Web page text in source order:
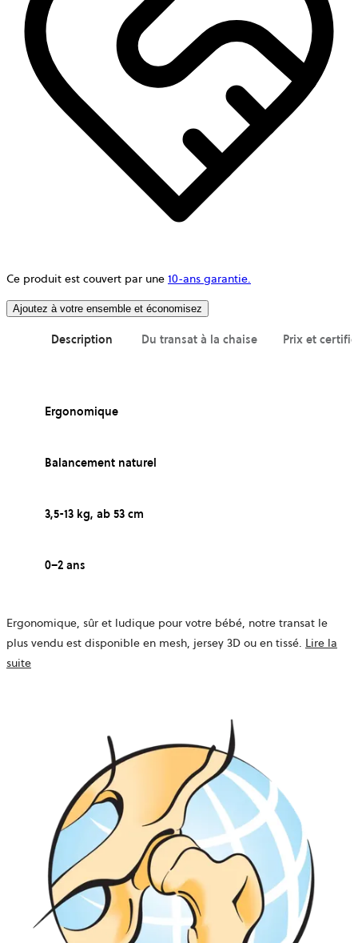
Ce produit est couvert par une 10-ans garantie.
Ajoutez à votre ensemble et économisez
Description Du transat à la chaise Prix et
Ergonomique
Balancement naturel
3,5-13 kg, ab 53 cm
0–2 ans
Ergonomique, sûr et ludique pour votre bébé, notre transat le
plus vendu est disponible en mesh, jersey 3D ou en tissé. Lire la
suite